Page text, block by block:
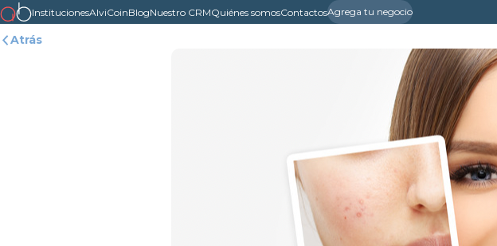
InstitucionesAlviCoinBlogNuestro CRMQuiénes somosContactosAgrega tu negocio
Atrás